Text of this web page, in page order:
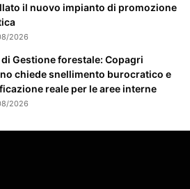
il nuovo impianto di promozione
2026
di Gestione forestale: Copagri
chiede snellimento burocratico e
reale per le aree interne
2026